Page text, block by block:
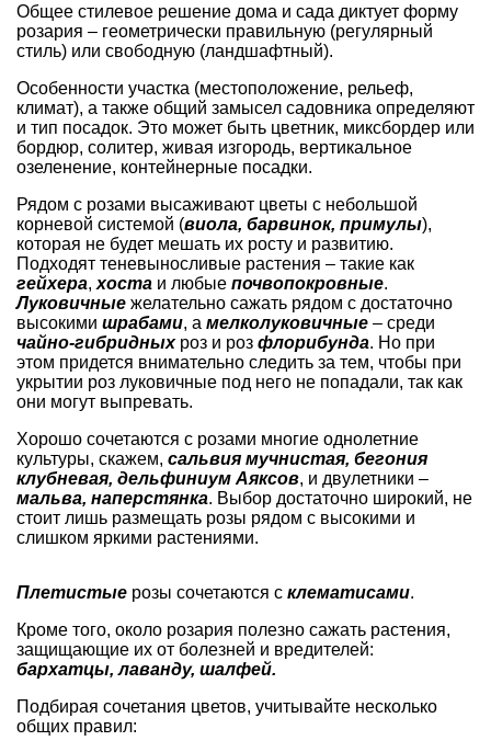
Общее стилевое решение дома и сада диктует форму
розария – геометрически правильную (регулярный
стиль) или свободную (ландшафтный).
Особенности участка (местоположение, рельеф,
климат), а также общий замысел садовника определяют
и тип посадок. Это может быть цветник, миксбордер или
бордюр, солитер, живая изгородь, вертикальное
озеленение, контейнерные посадки.
Рядом с розами высаживают цветы с небольшой
корневой системой (виола, барвинок, примулы),
которая не будет мешать их росту и развитию.
Подходят теневыносливые растения – такие как
гейхера, хоста и любые почвопокровные.
Луковичные желательно сажать рядом с достаточно
высокими шрабами, а мелколуковичные – среди
чайно-гибридных роз и роз флорибунда. Но при
этом придется внимательно следить за тем, чтобы при
укрытии роз луковичные под него не попадали, так как
они могут выпревать.
Хорошо сочетаются с розами многие однолетние
культуры, скажем, сальвия мучнистая, бегония
клубневая, дельфиниум Аяксов, и двулетники –
мальва, наперстянка. Выбор достаточно широкий, не
стоит лишь размещать розы рядом с высокими и
слишком яркими растениями.
Плетистые розы сочетаются с клематисами.
Кроме того, около розария полезно сажать растения,
защищающие их от болезней и вредителей:
бархатцы,лаванду, шалфей.
Подбирая сочетания цветов, учитывайте несколько
общих правил: